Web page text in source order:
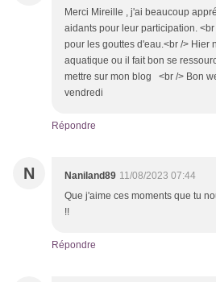
Merci Mireille , j'ai beaucoup
aidants pour leur participation.
pour les gouttes d'eau.<br /> Hier
aquatique ou il fait bon se
mettre sur mon blog <br /> Bon
vendredi
Répondre
N Naniland89 11/08/2023 07:44
Que j'aime ces moments que tu
!!
Répondre